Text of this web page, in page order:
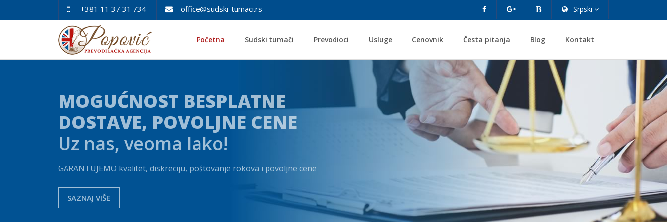
+381 11 37 31 734 office@sudski-tumaci.rs Srpski
Početna Sudski tumači Prevodioci Usluge Cenovnik Česta pitanja Blog Kontakt
MOGUĆNOST BESPLATNE
DOSTAVE, POVOLJNE CENE
Uz nas, veoma lako!
GARANTUJEMO kvalitet, diskreciju, poštovanje rokova i povoljne cene
SAZNAJ VIŠE